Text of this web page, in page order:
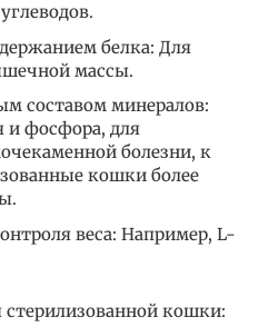
белка: Для
массы.
составом минералов:
и фосфора, для
болезни, к
кошки более
веса: Например, L-
кошки: